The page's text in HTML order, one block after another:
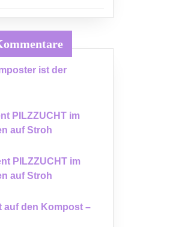
ist der
PILZZUCHT im
auf Stroh
PILZZUCHT im
auf Stroh
auf den Kompost –